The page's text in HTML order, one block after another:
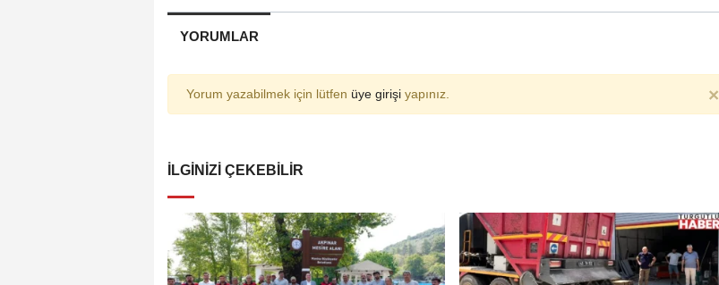
YORUMLAR
Yorum yazabilmek için lütfen üye girişi yapınız. ×
İLGINIZI ÇEKEBILIR